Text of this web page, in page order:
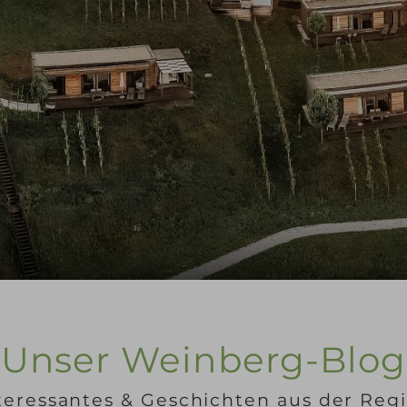
Unser Weinberg-Blog
& Geschichten aus der